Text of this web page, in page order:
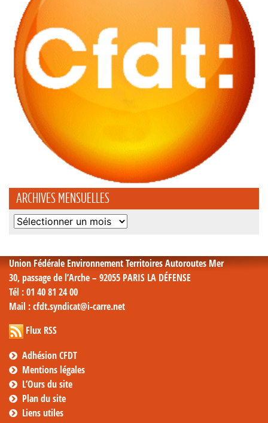
ARCHIVES MENSUELLES
Archives
Union Fédérale Environnement Territoires Autoroutes Mer
30, passage de l’Arche – 92055 PARIS LA DÉFENSE
Tél : 01 40 81 24 00
Mail : cfdt.syndicat@i-carre.net
Flux RSS
Adhésion CFDT
Mentions légales
L’Ours du site
Plan du site
Liens utiles